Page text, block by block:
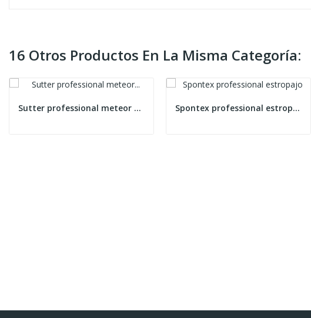
16 Otros Productos En La Misma Categoría:
Sutter professional meteor parquet Spontex professional estropajo